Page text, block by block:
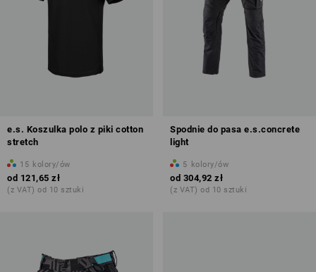
e.s. Koszulka polo z piki cotton
stretch
15 kolory/ów
od 121,65 zł
(z VAT) od 10 sztuki
Spodnie do pasa e.s.concrete
light
5 kolory/ów
od 304,92 zł
(z VAT) od 10 sztuki